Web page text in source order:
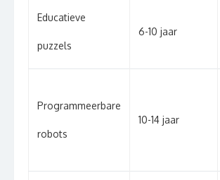
Educatieve
puzzels
6-10 jaar
Programmeerbare
robots
10-14 jaar